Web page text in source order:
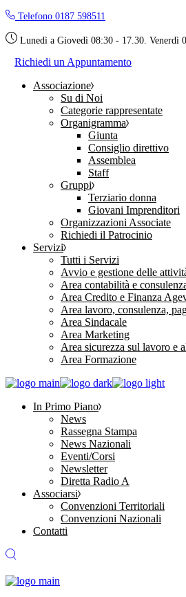
Skip
the
Telefono 0187 598511
Lunedì a Giovedì 08:30 - 17.30. Venerdì
Richiedi un Appuntamento
Associazione
Su di Noi
Categorie rappresentate
Organigramma
Giunta
Consiglio direttivo
Assemblea
Staff
Gruppi
Terziario donna
Giovani Imprenditori
Organizzazioni Associate
Richiedi il Patrocinio
Servizi
Tutti i Servizi
Avvio e gestione delle
Area contabilità e
Area Credito e Finanza
Area lavoro, consulenza,
Area Sindacale
Area Marketing
Area sicurezza sul lavoro e
Area Formazione
In Primo Piano
News
Rassegna Stampa
News Nazionali
Eventi/Corsi
Newsletter
Diretta Radio A
Associarsi
Convenzioni Territoriali
Convenzioni Nazionali
Contatti